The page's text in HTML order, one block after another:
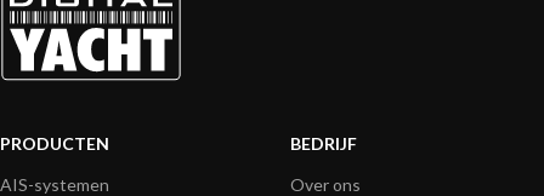
PRODUCTEN
AIS-systemen
BEDRIJF
Over ons